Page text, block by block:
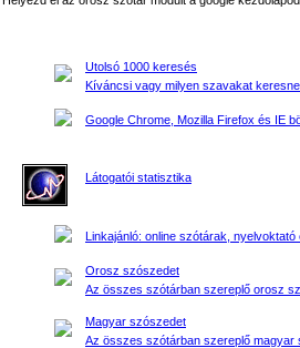
Utolsó 1000 keresés
Kíváncsi vagy milyen szavakat
Google Chrome, Mozilla Firefox és IE
Látogatói statisztika
Linkajánló: online szótárak, nyelvoktató
Orosz szószedet
Az összes szótárban szereplő orosz
Magyar szószedet
Az összes szótárban szereplő magyar